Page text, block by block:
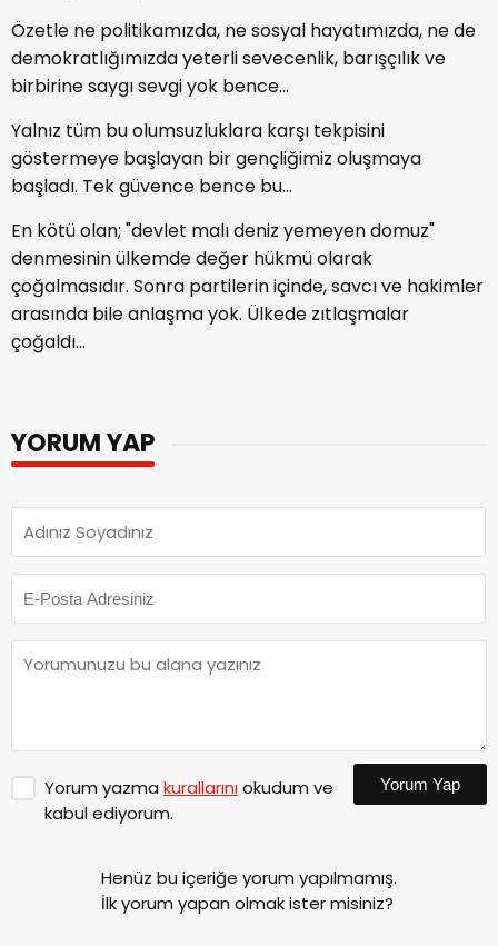
Özetle ne politikamızda, ne sosyal hayatımızda, ne de
demokratlığımızda yeterli sevecenlik, barışçılık ve
birbirine saygı sevgi yok bence…
Yalnız tüm bu olumsuzluklara karşı tekpisini
göstermeye başlayan bir gençliğimiz oluşmaya
başladı. Tek güvence bence bu…
En kötü olan; "devlet malı deniz yemeyen domuz"
denmesinin ülkemde değer hükmü olarak
çoğalmasıdır. Sonra partilerin içinde, savcı ve hakimler
arasında bile anlaşma yok. Ülkede zıtlaşmalar
çoğaldı...
YORUM YAP
Yorum yazma kurallarınıokudum ve
kabul ediyorum.
Yorum Yap
Henüz bu içeriğe yorum yapılmamış.
İlk yorum yapan olmak ister misiniz?